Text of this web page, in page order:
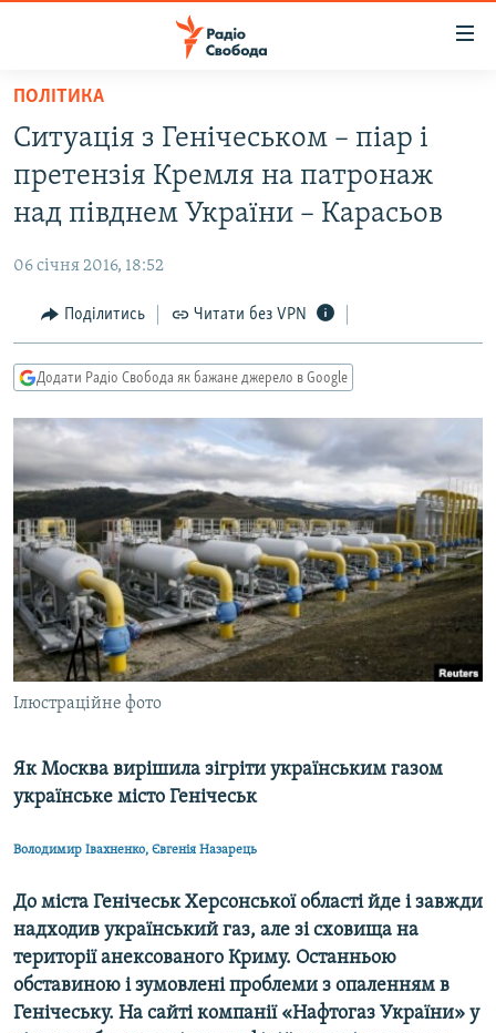
Перейти
основного
матеріалу
Перейти
до
основної
Перейти
до
пошуку
ВСЕ ЗА ДОБУ
СТАТТІ
СУСПІЛЬСТВО
УКРАЇНА
СВІТ
РОСІЙСЬКА «ФІЛЬТРАЦІЯ»
ДОНБАС.РЕАЛІЇ
ТИ ЯК?
СХЕМИ
КИТАЙ.ВИКЛИКИ
МУЛЬТИМЕДІА
ФОТО
СПЕЦПРОЄКТИ
ПОДКАСТИ
КРИМ РЕАЛІЇ
УКР
КТАТ
Усі сайти RFE/RL
ПОЛІТИКА
Ситуація з Генічеськом – піар і
претензія Кремля на патронаж
над півднем України – Карасьов
06 січня 2016, 18:52
Поділитись Читати без VPN
Додати Радіо Свобода як бажане джерело в Google
Ілюстраційне фото
Як Москва вирішила зігріти українським газом
українське місто Генічеськ
Володимир Івахненко, Євгенія Назарець
До міста Генічеськ Херсонської області йде і завжди
надходив український газ, але зі сховища на
території анексованого Криму. Останньою
обставиною і зумовлені проблеми з опаленням в
Генічеську. На сайті компанії «Нафтогаз України» у